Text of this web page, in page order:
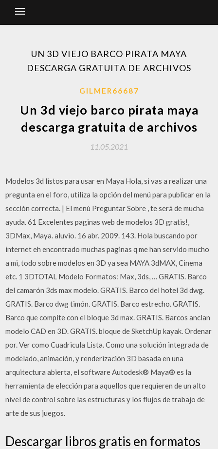
UN 3D VIEJO BARCO PIRATA MAYA
DESCARGA GRATUITA DE ARCHIVOS
GILMER66687
Un 3d viejo barco pirata maya
descarga gratuita de archivos
11.05.2021
Modelos 3d listos para usar en Maya Hola, si vas a realizar una
pregunta en el foro, utiliza la opción del menú para publicar en la
sección correcta. | El menú Preguntar Sobre , te será de mucha
ayuda. 61 Excelentes paginas web de modelos 3D gratis!,
3DMax, Maya. aluvio. 16 abr. 2009. 143. Hola buscando por
internet eh encontrado muchas paginas q me han servido mucho
a mi, todo sobre modelos en 3D ya sea MAYA 3dMAX, Cinema
etc. 1 3DTOTAL Modelo Formatos: Max, 3ds, … GRATIS. Barco
del camarón 3ds max modelo. GRATIS. Barco del hotel 3d dwg.
GRATIS. Barco dwg timón. GRATIS. Barco estrecho. GRATIS.
Barco que compite con el bloque 3d max. GRATIS. Barcos anclan
modelo CAD en 3D. GRATIS. bloque de SketchUp kayak. Ordenar
por. Ver como Cuadricula Lista. Como una solución integrada de
modelado, animación, y renderización 3D basada en una
arquitectura abierta, el software Autodesk® Maya® es la
herramienta de elección para aquellos que requieren de un alto
nivel de control sobre las estructuras y los flujos de trabajo de
arte de sus juegos.
Descargar libros gratis en formatos